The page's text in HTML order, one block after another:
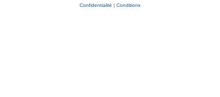
Confidentialité | Conditions